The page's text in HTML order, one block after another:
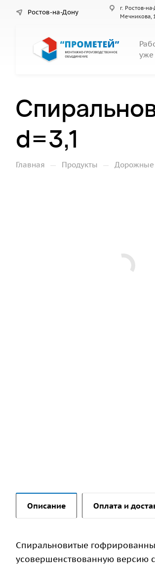
Ростов-на-Дону
г. Ростов-
Мечникова,
уже
d=3,1
Главная — Продукты — Дорожные
Описание Оплата и
Спиральновитые
усовершенствованную версию